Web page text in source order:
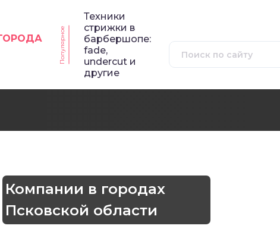
Популярное
Техники
стрижки в
барбершопе:
fade,
undercut и
другие
Компании в городах
Псковской области